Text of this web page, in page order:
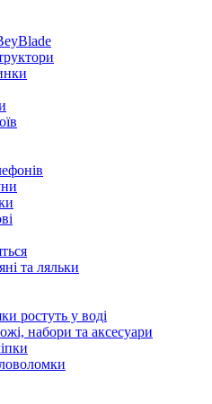
та ляльки
ростуть у воді
набори та аксесуари